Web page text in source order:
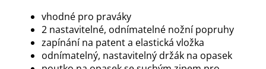
vhodné pro praváky
2 nastavitelné, odnímatelné nožní popruhy
zapínání na patent a elastická vložka
odnímatelný, nastavitelný držák na opasek